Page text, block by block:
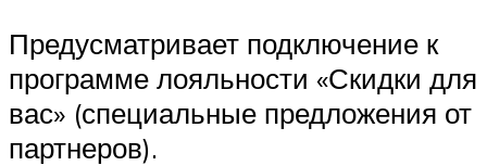
Предусматривает подключение к
программе лояльности «Скидки для
вас» (специальные предложения от
партнеров).